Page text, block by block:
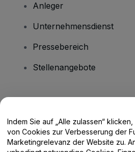
Anleger
Unternehmensdienst
Pressebereich
Stellenangebote
Hilfe-Center / Kontakt
Indem Sie auf „Alle zulassen“
von Cookies zur Verbesserung der
Marketingrelevanz der Website zu. Ansonsten verwenden wir nur